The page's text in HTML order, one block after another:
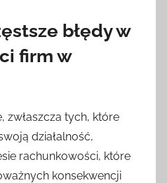
błędy w
firm w
zwłaszcza tych, które
działalność,
rachunkowości, które
konsekwencji